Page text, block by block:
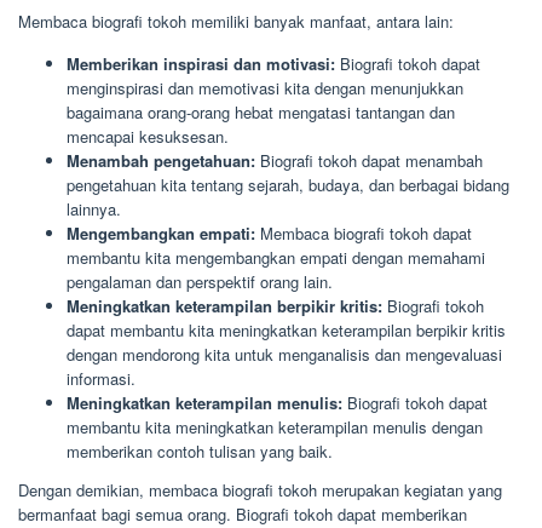
Membaca biografi tokoh memiliki banyak manfaat, antara lain:
Memberikan inspirasi dan motivasi: Biografi tokoh dapat
menginspirasi dan memotivasi kita dengan menunjukkan
bagaimana orang-orang hebat mengatasi tantangan dan
mencapai kesuksesan.
Menambah pengetahuan: Biografi tokoh dapat menambah
pengetahuan kita tentang sejarah, budaya, dan berbagai bidang
lainnya.
Mengembangkan empati: Membaca biografi tokoh dapat
membantu kita mengembangkan empati dengan memahami
pengalaman dan perspektif orang lain.
Meningkatkan keterampilan berpikir kritis: Biografi tokoh
dapat membantu kita meningkatkan keterampilan berpikir kritis
dengan mendorong kita untuk menganalisis dan mengevaluasi
informasi.
Meningkatkan keterampilan menulis: Biografi tokoh dapat
membantu kita meningkatkan keterampilan menulis dengan
memberikan contoh tulisan yang baik.
Dengan demikian, membaca biografi tokoh merupakan kegiatan yang
bermanfaat bagi semua orang. Biografi tokoh dapat memberikan